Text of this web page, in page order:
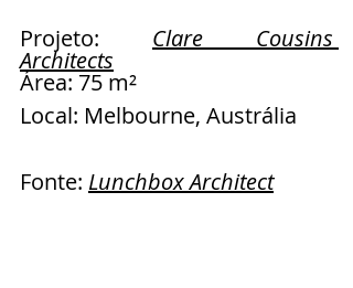
Projeto: Clare Cousins
Architects
Área: 75 m²
Local: Melbourne, Austrália
Fonte: Lunchbox Architect